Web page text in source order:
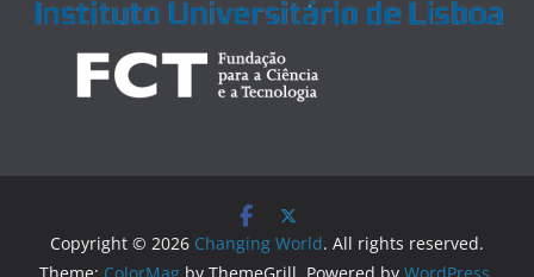
Copyright © 2026 Changing World. All rights reserved.